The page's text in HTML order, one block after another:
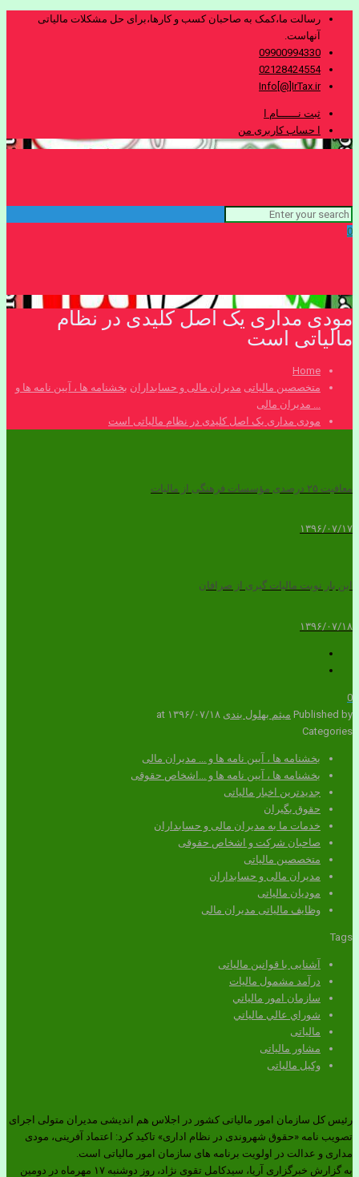
رسالت ما،کمک به صاحبان کسب و کارها،برای حل مشکلات مالیاتی
آنهاست.
09900994330
02128424554
Info[@]IrTax.ir
ثبت نــــــام ا
ا حساب کاربری من
0
مودی مداری یک اصل کلیدی در نظام
مالیاتی است
Home
متخصصین مالیاتی مدیران مالی و حسابداران بخشنامه ها ، آیین نامه ها و
... مدیران مالی
مودی مداری یک اصل کلیدی در نظام مالیاتی است
معافیت ۲۵ درصدی مؤسسات فرهنگی از مالیات
۱۳۹۶/۰۷/۱۷
این بار نوبت مالیات گیری از صرافان
۱۳۹۶/۰۷/۱۸
0
Published by میثم بهلول بندی at ۱۳۹۶/۰۷/۱۸
Categories
بخشنامه ها ، آیین نامه ها و ... مدیران مالی
بخشنامه ها ، آیین نامه ها و ...اشخاص حقوقی
جدیدترین اخبار مالیاتی
حقوق بگیران
خدمات ما به مدیران مالی و حسابداران
صاحبان شرکت و اشخاص حقوقی
متخصصین مالیاتی
مدیران مالی و حسابداران
مودیان مالیاتی
وظایف مالیاتی مدیران مالی
Tags
آشنایی با قوانین مالیاتی
درآمد مشمول ماليات
سازمان امور مالياتي
شوراي عالي مالياتي
مالیاتی
مشاور مالیاتی
وکیل مالیاتی
رئیس کل سازمان امور مالیاتی کشور در اجلاس هم اندیشی مدیران متولی اجرای
تصویب نامه «حقوق شهروندی در نظام اداری» تاکید کرد: اعتماد آفرینی، مودی
مداری و عدالت در اولویت برنامه های سازمان امور مالیاتی است.
به گزارش خبرگزاری آریا، سیدکامل تقوی نژاد، روز دوشنبه ۱۷ مهرماه در دومین